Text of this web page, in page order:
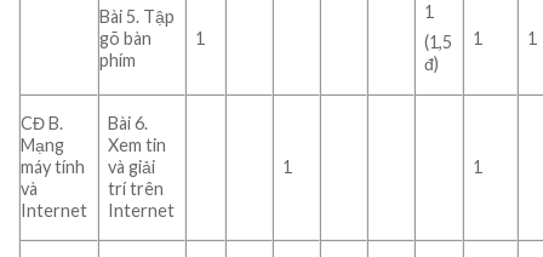
Bài 5. Tập
gõ bàn
phím
1
1
(1,5
đ)
1 1
CĐ B.
Mạng
máy tính
và
Internet
Bài 6.
Xem tin
và giải
trí trên
Internet
1 1